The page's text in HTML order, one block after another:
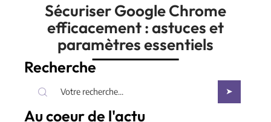
Sécuriser Google Chrome
efficacement : astuces et
paramètres essentiels
Recherche
Au coeur de l'actu